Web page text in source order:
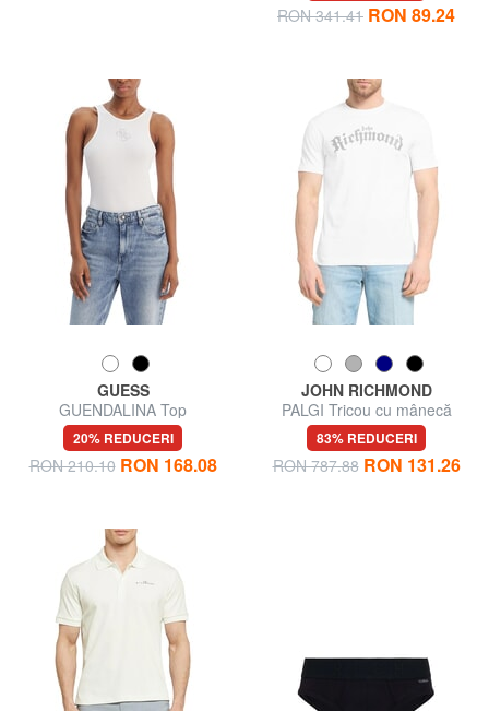
RON 341.41 RON 89.24
GUESS
GUENDALINA Top
20% REDUCERI
RON 210.10 RON 168.08
JOHN RICHMOND
PALGI Tricou cu mânecă
scurtă
83% REDUCERI
RON 787.88 RON 131.26